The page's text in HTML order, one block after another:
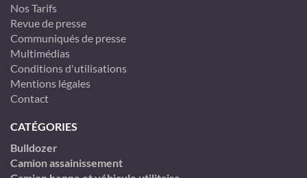
Nos Tarifs
Revue de presse
Communiqués de presse
Multimédias
Conditions d'utilisations
Mentions légales
Contact
CATÉGORIES
Bulldozer
Camion assainissement